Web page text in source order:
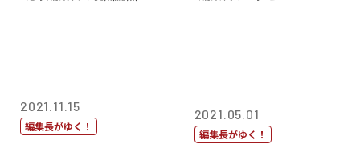
2021.11.15
編集長がゆく！
2021.05.01
編集長がゆく！